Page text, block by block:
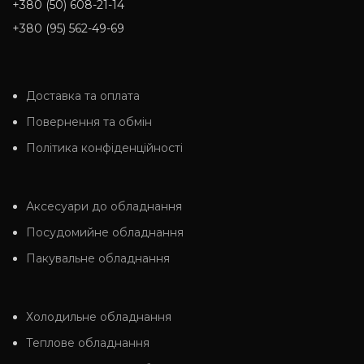
+380 (50) 608-21-14
+380 (95) 562-49-69
Доставка та оплата
Повернення та обмін
Політика конфіденційності
Аксесуари до обладнання
Посудомийне обладнання
Пакувальне обладнання
Холодильне обладнання
Теплове обладнання